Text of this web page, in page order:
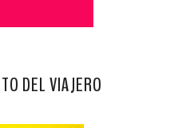
DEL VIAJERO